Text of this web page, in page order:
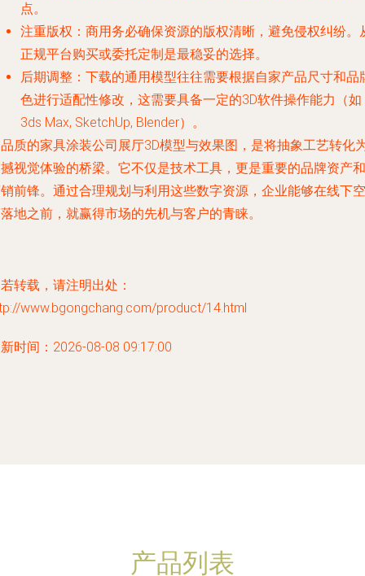
点。
注重版权 ：商用务必确保资源的版权清晰，避免侵权纠纷。
正规平台购买或委托定制是最稳妥的选择。
后期调整 ：下载的通用模型往往需要根据自家产品尺寸和品
色进行适配性修改，这需要具备一定的3D软件操作能力（如
3ds Max, SketchUp, Blender）。
质的家具涂装公司展厅3D模型与效果图，是将抽象工艺转化
视觉体验的桥梁。它不仅是技术工具，更是重要的品牌资产和
前锋。通过合理规划与利用这些数字资源，企业能够在线下空
地之前，就赢得市场的先机与客户的青睐。
转载，请注明出处：
www.bgongchang.com/product/14.html
时间：2026-08-08 09:17:00
产品列表